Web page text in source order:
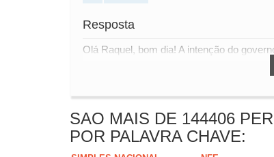
Resposta
Olá Raquel, bom dia! A intenção do
SAO MAIS DE 144406
POR PALAVRA CHAVE: